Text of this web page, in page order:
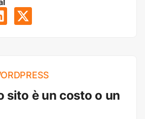
sito è un costo o un